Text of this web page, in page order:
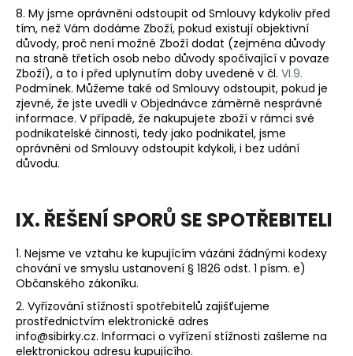
8. My jsme oprávněni odstoupit od Smlouvy kdykoliv před
tím, než Vám dodáme Zboží, pokud existují objektivní
důvody, proč není možné Zboží dodat (zejména důvody
na straně třetích osob nebo důvody spočívající v povaze
Zboží), a to i před uplynutím doby uvedené v čl. VI.9.
Podmínek. Můžeme také od Smlouvy odstoupit, pokud je
zjevné, že jste uvedli v Objednávce záměrně nesprávné
informace. V případě, že nakupujete zboží v rámci své
podnikatelské činnosti, tedy jako podnikatel, jsme
oprávněni od Smlouvy odstoupit kdykoli, i bez udání
důvodu.
IX. ŘEŠENÍ SPORŮ SE SPOTŘEBITELI
1. Nejsme ve vztahu ke kupujícím vázáni žádnými kodexy
chování ve smyslu ustanovení § 1826 odst. 1 písm. e)
Občanského zákoníku.
2. Vyřizování stížností spotřebitelů zajišťujeme
prostřednictvím elektronické adres
info@sibirky.cz. Informaci o vyřízení stížnosti zašleme na
elektronickou adresu kupujícího.